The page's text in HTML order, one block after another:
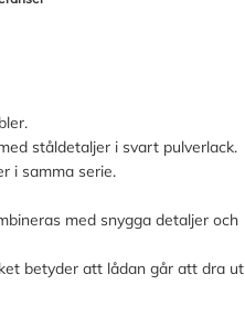
ståldetaljer i svart pulverlack.
i samma serie.
med snygga detaljer och
betyder att lådan går att dra ut